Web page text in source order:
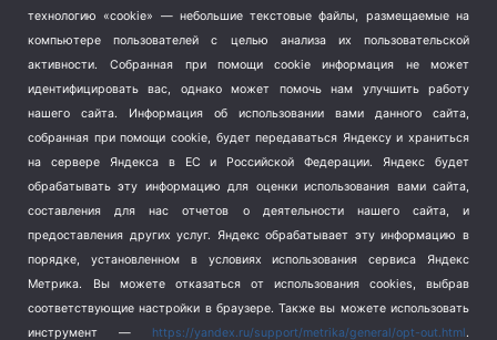
Транспорт (262)
Туризм (178)
Флот (76)
Школа и спорт (2)
Экология (8)
Экономика (1172)
технологию «cookie» — небольшие текстовые файлы, размещаемые на
компьютере пользователей с целью анализа их пользовательской
активности.
Собранная при помощи cookie информация не может
идентифицировать вас, однако может помочь нам улучшить работу
нашего сайта. Информация об использовании вами данного сайта,
собранная при помощи cookie, будет передаваться Яндексу и храниться
на сервере Яндекса в ЕС и Российской Федерации. Яндекс будет
обрабатывать эту информацию для оценки использования вами сайта,
составления для нас отчетов о деятельности нашего сайта, и
предоставления других услуг. Яндекс обрабатывает эту информацию в
порядке, установленном в условиях использования сервиса Яндекс
Метрика.
Вы можете отказаться от использования cookies, выбрав
соответствующие настройки в браузере. Также вы можете использовать
инструмент — https://yandex.ru/support/metrika/general/opt-out.html.